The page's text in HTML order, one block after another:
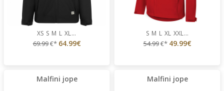
XS S M L XL...
69.99€* 64.99€
S M L XL XXL...
54.99€* 49.99€
Malfini jope Malfini jope